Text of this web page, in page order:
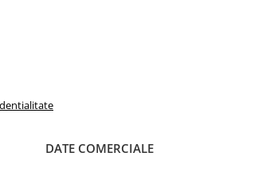
DATE COMERCIALE